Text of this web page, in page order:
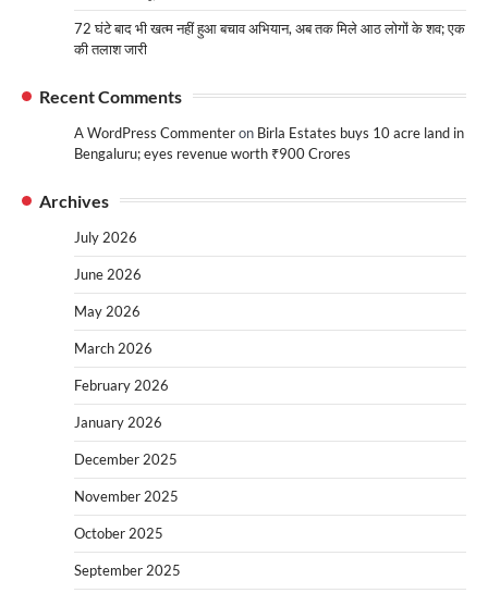
72 घंटे बाद भी खत्म नहीं हुआ बचाव अभियान, अब तक मिले आठ लोगों के शव; एक
की तलाश जारी
Recent Comments
A WordPress Commenteron Birla Estates buys 10 acre land in
Bengaluru; eyes revenue worth ₹900 Crores
Archives
July 2026
June 2026
May 2026
March 2026
February 2026
January 2026
December 2025
November 2025
October 2025
September 2025